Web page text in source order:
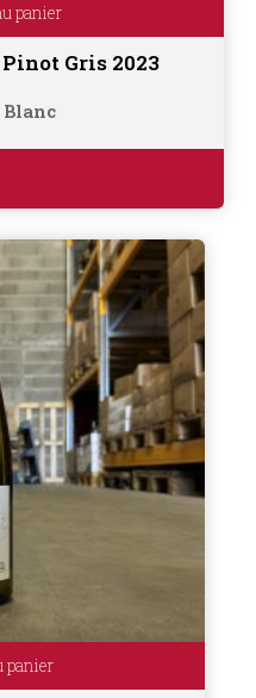
panier
Gris 2023
Blanc
panier